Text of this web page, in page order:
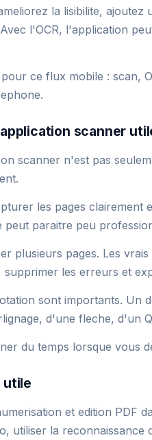
la lisibilite,
l'OCR, l'application
ce flux mobile : scan,
scanner
scanner n'est pas
les pages clairement
peut paraitre peu
plusieurs pages. Les
les erreurs et
sont importants. Un
d'une fleche, d'un
du temps lorsque vous
utile
et edition PDF
utiliser la reconnaissance